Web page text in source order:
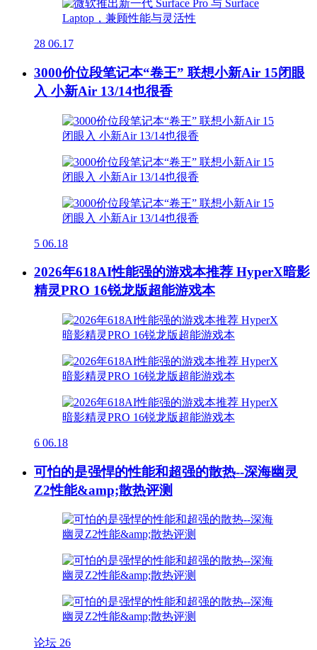
28 06.17
3000价位段笔记本“卷王” 联想小新Air 15闭眼
入 小新Air 13/14也很香
5 06.18
2026年618AI性能强的游戏本推荐 HyperX暗影
精灵PRO 16锐龙版超能游戏本
6 06.18
可怕的是强悍的性能和超强的散热--深海幽灵
Z2性能&amp;散热评测
论坛 26